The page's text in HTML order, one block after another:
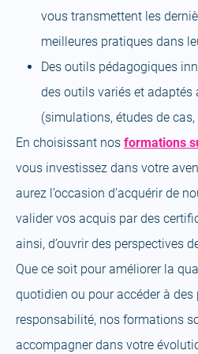
vous transmettent les
meilleures pratiques dans
Des outils pédagogiques
des outils variés et
(simulations, études de
En choisissant nos formations
vous investissez dans votre
aurez l’occasion d’acquérir de
valider vos acquis par des
ainsi, d’ouvrir des perspectives
Que ce soit pour améliorer la
quotidien ou pour accéder à
responsabilité, nos formations
accompagner dans votre